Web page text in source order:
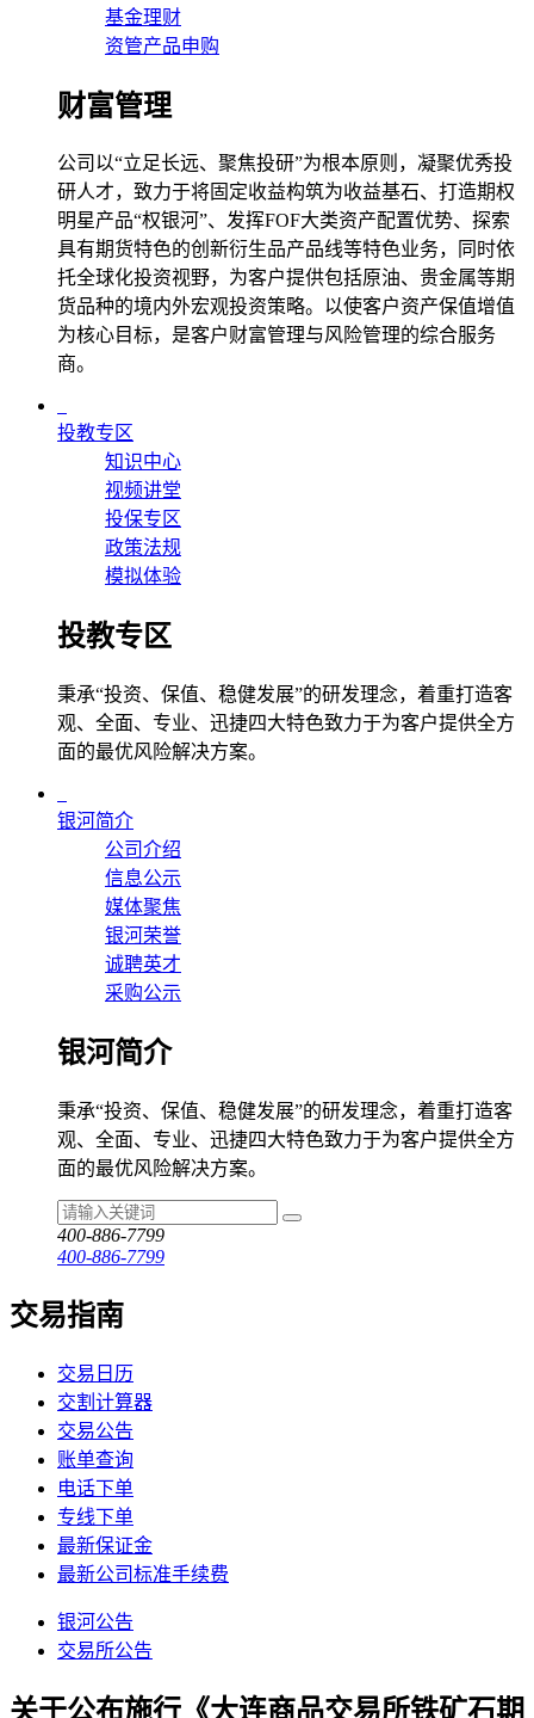
基金理财
资管产品申购
财富管理
公司以“立足长远、聚焦投研”为根本原则，凝聚优秀投
研人才，致力于将固定收益构筑为收益基石、打造期权
明星产品“权银河”、发挥FOF大类资产配置优势、探索
具有期货特色的创新衍生品产品线等特色业务，同时依
托全球化投资视野，为客户提供包括原油、贵金属等期
货品种的境内外宏观投资策略。以使客户资产保值增值
为核心目标，是客户财富管理与风险管理的综合服务
商。
投教专区
知识中心
视频讲堂
投保专区
政策法规
模拟体验
投教专区
秉承“投资、保值、稳健发展”的研发理念，着重打造客
观、全面、专业、迅捷四大特色致力于为客户提供全方
面的最优风险解决方案。
银河简介
公司介绍
信息公示
媒体聚焦
银河荣誉
诚聘英才
采购公示
银河简介
秉承“投资、保值、稳健发展”的研发理念，着重打造客
观、全面、专业、迅捷四大特色致力于为客户提供全方
面的最优风险解决方案。
400-886-7799
400-886-7799
交易指南
交易日历
交割计算器
交易公告
账单查询
电话下单
专线下单
最新保证金
最新公司标准手续费
银河公告
交易所公告
关于公布施行《大连商品交易所铁矿石期